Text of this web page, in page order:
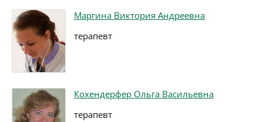
Маргина Виктория Андреевна
терапевт
Кохендерфер Ольга Васильевна
терапевт